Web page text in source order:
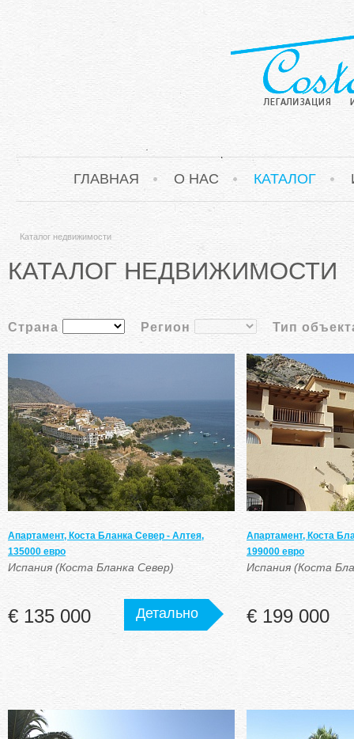
ГЛАВНАЯ О НАС КАТАЛОГ
Каталог недвижимости
КАТАЛОГ НЕДВИЖИМОСТИ
Страна Регион Тип
Апартамент, Коста Бланка Север - Алтея,
135000 евро
Испания (Коста Бланка Север)
€ 135 000 Детально
Апартамент, Коста
199000 евро
Испания (Коста
€ 199 000